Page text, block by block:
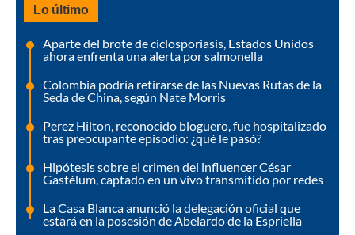
Lo último
Aparte del brote de ciclosporiasis, Estados Unidos
ahora enfrenta una alerta por salmonella
Colombia podría retirarse de las Nuevas Rutas de la
Seda de China, según Nate Morris
Perez Hilton, reconocido bloguero, fue hospitalizado
tras preocupante episodio: ¿qué le pasó?
Hipótesis sobre el crimen del influencer César
Gastélum, captado en un vivo transmitido por redes
La Casa Blanca anunció la delegación oficial que
estará en la posesión de Abelardo de la Espriella